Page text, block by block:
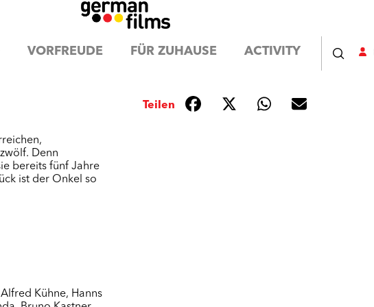
VORFREUDE FÜR ZUHAUSE ACTIVITY
Denn
bereits fünf Jahre
ist der Onkel so
Alfred Kühne, Hanns
Teilen